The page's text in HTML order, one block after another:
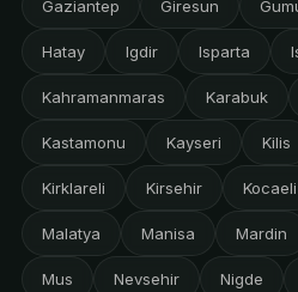
Gaziantep Giresun
Hatay Igdir Isparta
Kahramanmaras Karabuk
Kastamonu Kayseri Kilis
Kirklareli Kirsehir Kocaeli
Malatya Manisa Mardin
Mus Nevsehir Nigde